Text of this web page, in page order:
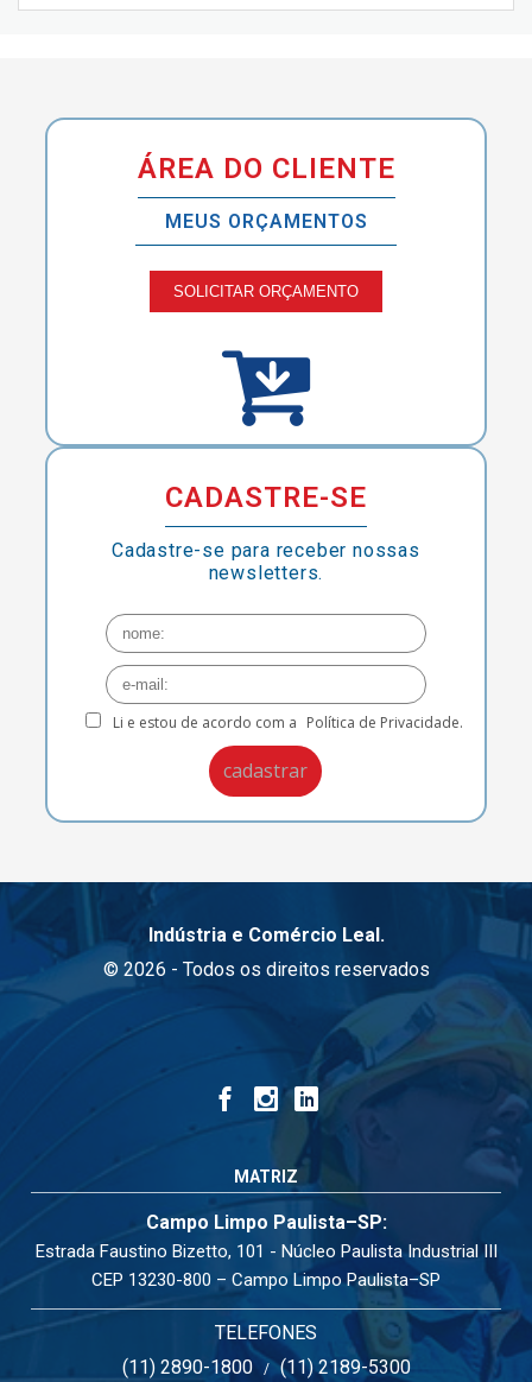
ÁREA DO CLIENTE
MEUS ORÇAMENTOS
SOLICITAR ORÇAMENTO
CADASTRE-SE
Cadastre-se para receber nossas
newsletters.
Li e estou de acordo com a Política de Privacidade.
Indústria e Comércio Leal.
© 2026 - Todos os direitos reservados
MATRIZ
Campo Limpo Paulista–SP:
Estrada Faustino Bizetto, 101 - Núcleo Paulista Industrial III
CEP 13230-800 – Campo Limpo Paulista–SP
TELEFONES
(11) 2890-1800/(11) 2189-5300